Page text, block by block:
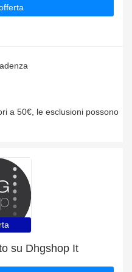
a 50€, le esclusioni possono
su Dhgshop It